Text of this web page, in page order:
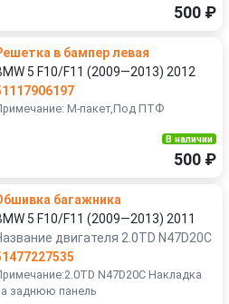
500 ₽
в бампер левая
5 F10/F11 (2009—2013) 2012
M-пакет,Под ПТФ
В наличии
500 ₽
багажника
5 F10/F11 (2009—2013) 2011
двигателя 2.0TD N47D20C
N47D20C Накладка
заднюю панель